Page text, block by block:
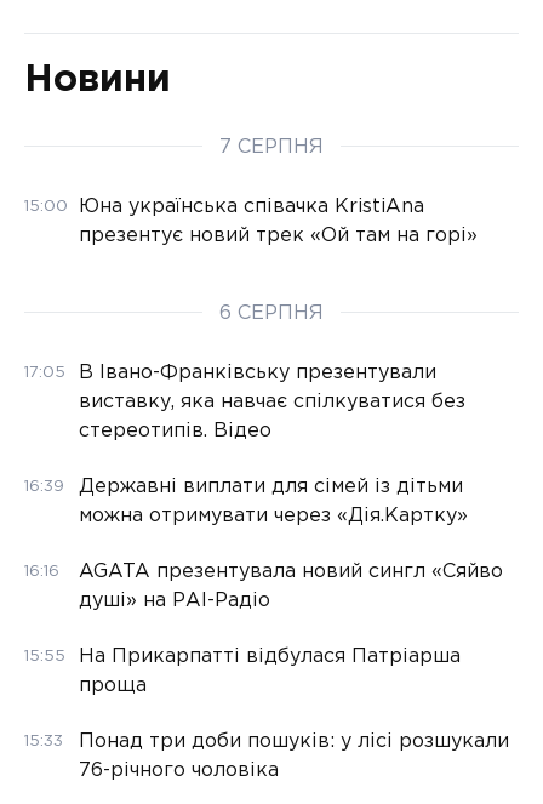
Новини
7 СЕРПНЯ
15:00
Юна українська співачка KristiAna
презентує новий трек «Ой там на горі»
6 СЕРПНЯ
17:05
В Івано-Франківську презентували
виставку, яка навчає спілкуватися без
стереотипів. Відео
16:39
Державні виплати для сімей із дітьми
можна отримувати через «Дія.Картку»
16:16
AGATA презентувала новий сингл «Сяйво
душі» на РАІ-Радіо
15:55
На Прикарпатті відбулася Патріарша
проща
15:33
Понад три доби пошуків: у лісі розшукали
76-річного чоловіка